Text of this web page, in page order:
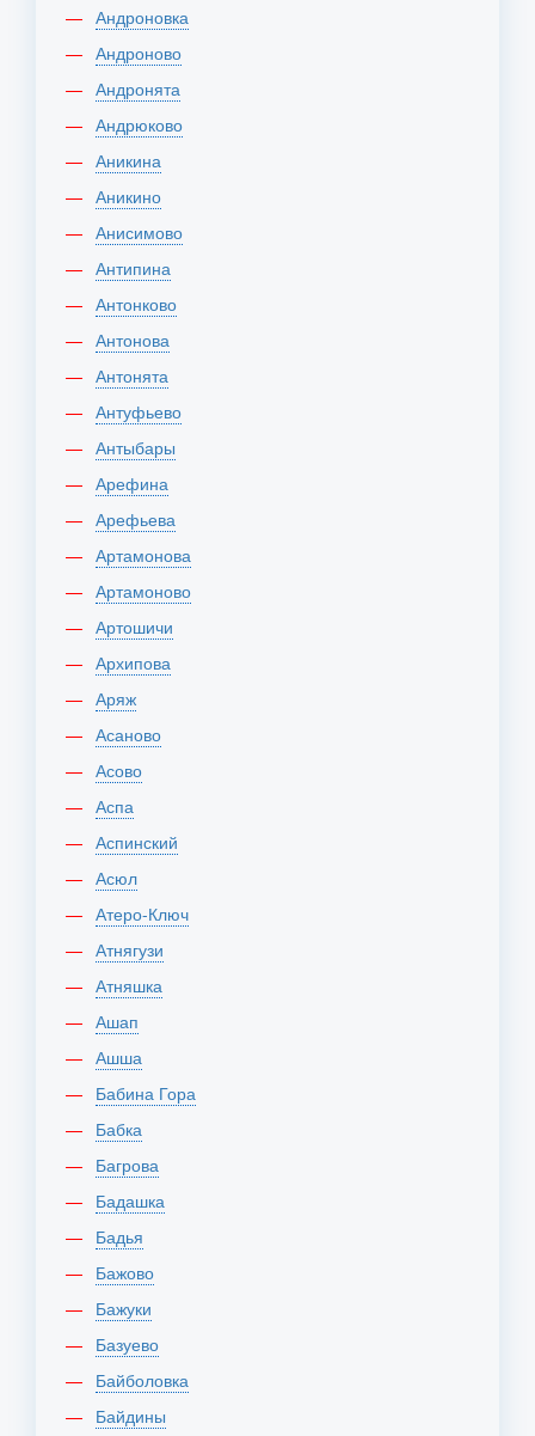
Андроновка
Андроново
Андронята
Андрюково
Аникина
Аникино
Анисимово
Антипина
Антонково
Антонова
Антонята
Антуфьево
Антыбары
Арефина
Арефьева
Артамонова
Артамоново
Артошичи
Архипова
Аряж
Асаново
Асово
Аспа
Аспинский
Асюл
Атеро-Ключ
Атнягузи
Атняшка
Ашап
Ашша
Бабина Гора
Бабка
Багрова
Бадашка
Бадья
Бажово
Бажуки
Базуево
Байболовка
Байдины